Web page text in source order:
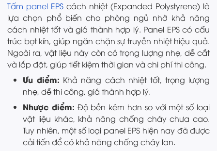
Tấm panel EPS cách nhiệt (Expanded Polystyrene) là
lựa chọn phổ biến cho phòng ngủ nhờ khả năng
cách nhiệt tốt và giá thành hợp lý. Panel EPS có cấu
trúc bọt kín, giúp ngăn chặn sự truyền nhiệt hiệu quả.
Ngoài ra, vật liệu này còn có trọng lượng nhẹ, dễ cắt
và lắp đặt, giúp tiết kiệm thời gian và chi phí thi công.
Ưu điểm: Khả năng cách nhiệt tốt, trọng lượng
nhẹ, dễ thi công, giá thành hợp lý.
Nhược điểm: Độ bền kém hơn so với một số loại
vật liệu khác, khả năng chống cháy chưa cao.
Tuy nhiên, một số loại panel EPS hiện nay đã được
cải tiến để có khả năng chống cháy lan.